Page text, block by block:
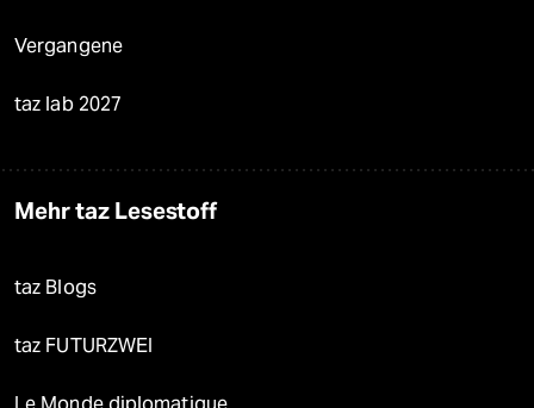
Vergangene
taz lab 2027
Mehr taz Lesestoff
taz Blogs
taz FUTURZWEI